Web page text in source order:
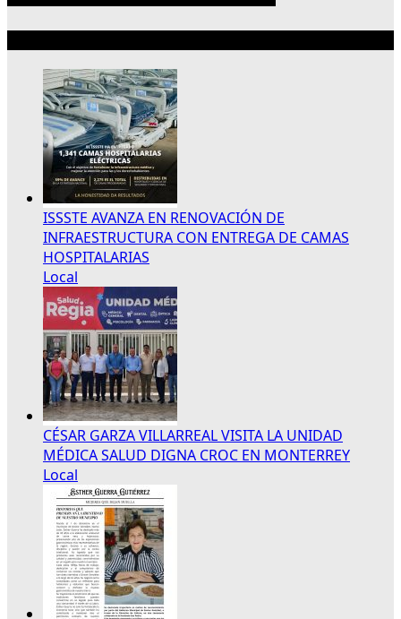
ISSSTE AVANZA EN RENOVACIÓN DE
INFRAESTRUCTURA CON ENTREGA DE CAMAS
HOSPITALARIAS
Local
CÉSAR GARZA VILLARREAL VISITA LA UNIDAD
MÉDICA SALUD DIGNA CROC EN MONTERREY
Local